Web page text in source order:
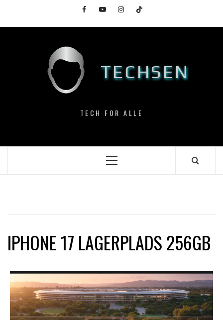
content
FacebookYouTubeInstagramTikTok
TECHSEN
TECH FOR ALLE
Primary
IPHONE 17 LAGERPLADS 256GB